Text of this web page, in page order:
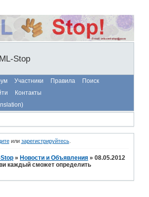
Stop
Участники Правила
Поиск
Контакты
или зарегистрируйтесь.
» Новости и Объявления »08.05.2012
каждый сможет определить